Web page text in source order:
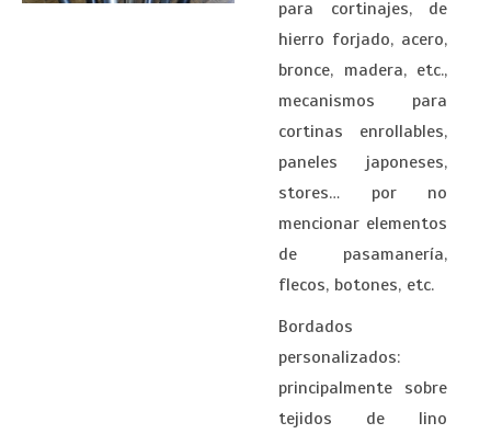
para cortinajes, de
hierro forjado, acero,
bronce, madera, etc.,
mecanismos para
cortinas enrollables,
paneles japoneses,
stores… por no
mencionar elementos
de pasamanería,
flecos, botones, etc.
Bordados
personalizados:
principalmente sobre
tejidos de lino